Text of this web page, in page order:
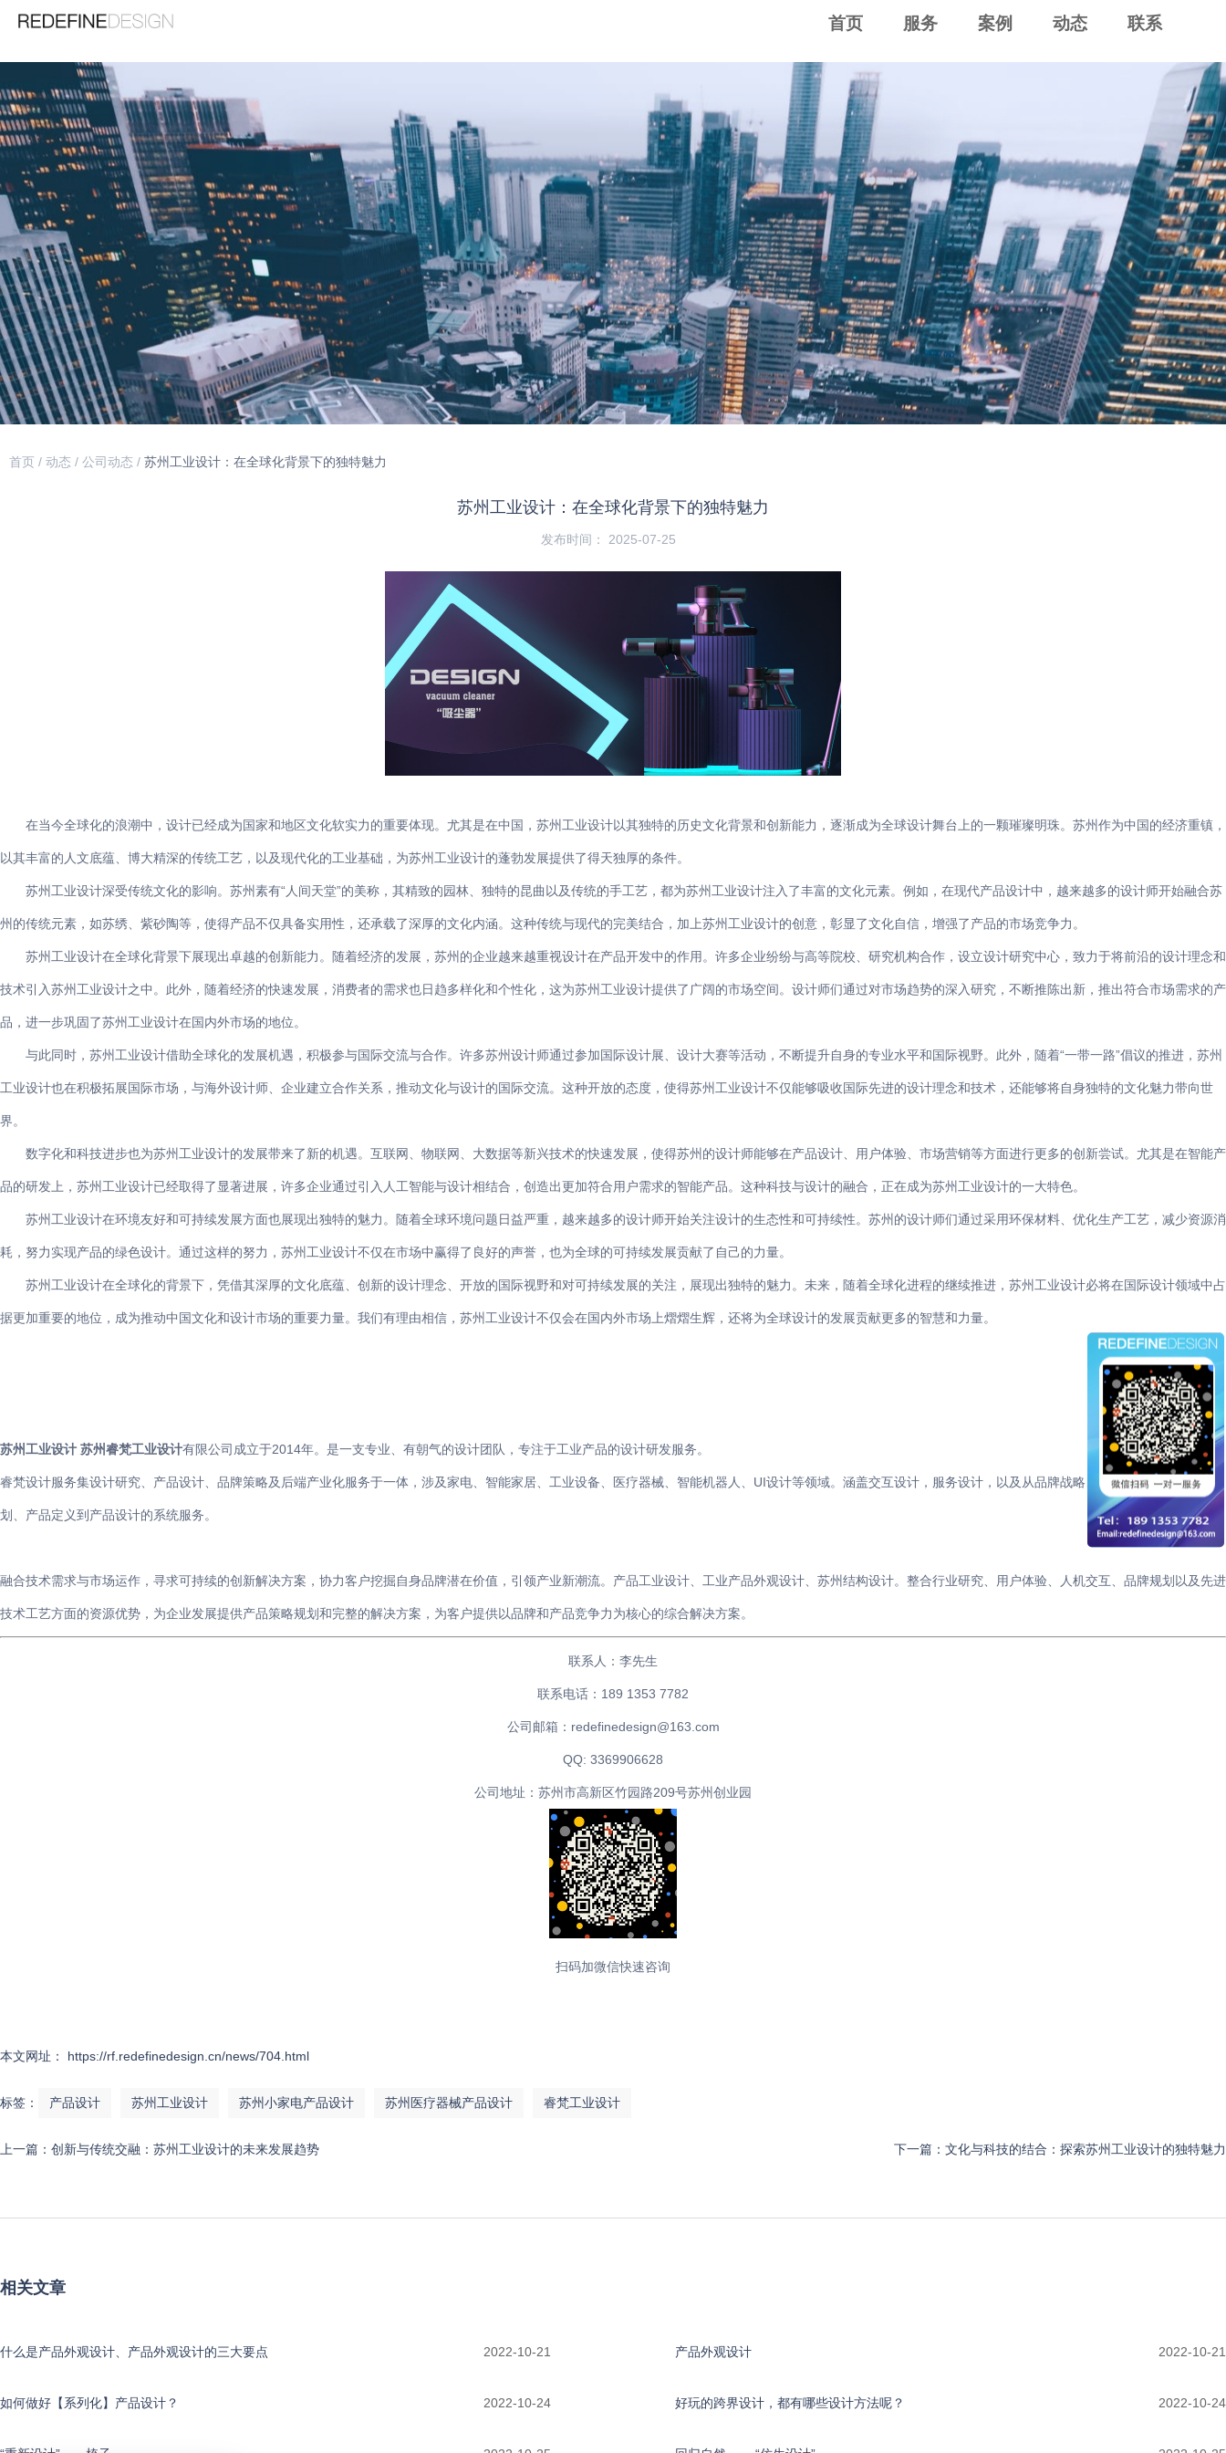
苏州睿梵工业设计有限公司
Suzhou Ruifan Industrial Design Co., Ltd
服务热线
189 1353 7782
首页 服务 案例 动态 联系
精品案例 查看更多
宠物用品 机器人 机械设备 吸尘器 医疗器械 园林工具 智能家电
首页 / 动态 / 公司动态 / 苏州工业设计：在全球化背景下的独特魅力
苏州工业设计：在全球化背景下的独特魅力
发布时间： 2025-07-25
在当今全球化的浪潮中，设计已经成为国家和地区文化软实力的重要体现。尤其是在中国，苏州工业设计以其独特的历史文化背景和创新能力，逐渐成为全球设计舞台上的一颗璀璨明珠。苏州作为中国的经济重镇，
以其丰富的人文底蕴、博大精深的传统工艺，以及现代化的工业基础，为苏州工业设计的蓬勃发展提供了得天独厚的条件。
苏州工业设计深受传统文化的影响。苏州素有“人间天堂”的美称，其精致的园林、独特的昆曲以及传统的手工艺，都为苏州工业设计注入了丰富的文化元素。例如，在现代产品设计中，越来越多的设计师开始融合苏
州的传统元素，如苏绣、紫砂陶等，使得产品不仅具备实用性，还承载了深厚的文化内涵。这种传统与现代的完美结合，加上苏州工业设计的创意，彰显了文化自信，增强了产品的市场竞争力。
苏州工业设计在全球化背景下展现出卓越的创新能力。随着经济的发展，苏州的企业越来越重视设计在产品开发中的作用。许多企业纷纷与高等院校、研究机构合作，设立设计研究中心，致力于将前沿的设计理念和
技术引入苏州工业设计之中。此外，随着经济的快速发展，消费者的需求也日趋多样化和个性化，这为苏州工业设计提供了广阔的市场空间。设计师们通过对市场趋势的深入研究，不断推陈出新，推出符合市场需求的产
品，进一步巩固了苏州工业设计在国内外市场的地位。
与此同时，苏州工业设计借助全球化的发展机遇，积极参与国际交流与合作。许多苏州设计师通过参加国际设计展、设计大赛等活动，不断提升自身的专业水平和国际视野。此外，随着“一带一路”倡议的推进，苏州
工业设计也在积极拓展国际市场，与海外设计师、企业建立合作关系，推动文化与设计的国际交流。这种开放的态度，使得苏州工业设计不仅能够吸收国际先进的设计理念和技术，还能够将自身独特的文化魅力带向世
界。
数字化和科技进步也为苏州工业设计的发展带来了新的机遇。互联网、物联网、大数据等新兴技术的快速发展，使得苏州的设计师能够在产品设计、用户体验、市场营销等方面进行更多的创新尝试。尤其是在智能产
品的研发上，苏州工业设计已经取得了显著进展，许多企业通过引入人工智能与设计相结合，创造出更加符合用户需求的智能产品。这种科技与设计的融合，正在成为苏州工业设计的一大特色。
苏州工业设计在环境友好和可持续发展方面也展现出独特的魅力。随着全球环境问题日益严重，越来越多的设计师开始关注设计的生态性和可持续性。苏州的设计师们通过采用环保材料、优化生产工艺，减少资源消
耗，努力实现产品的绿色设计。通过这样的努力，苏州工业设计不仅在市场中赢得了良好的声誉，也为全球的可持续发展贡献了自己的力量。
苏州工业设计在全球化的背景下，凭借其深厚的文化底蕴、创新的设计理念、开放的国际视野和对可持续发展的关注，展现出独特的魅力。未来，随着全球化进程的继续推进，苏州工业设计必将在国际设计领域中占
据更加重要的地位，成为推动中国文化和设计市场的重要力量。我们有理由相信，苏州工业设计不仅会在国内外市场上熠熠生辉，还将为全球设计的发展贡献更多的智慧和力量。
苏州工业设计 苏州睿梵工业设计有限公司成立于2014年。是一支专业、有朝气的设计团队，专注于工业产品的设计研发服务。
睿梵设计服务集设计研究、产品设计、品牌策略及后端产业化服务于一体，涉及家电、智能家居、工业设备、医疗器械、智能机器人、UI设计等领域。涵盖交互设计，服务设计，以及从品牌战略、产品战略、产品线规
划、产品定义到产品设计的系统服务。
融合技术需求与市场运作，寻求可持续的创新解决方案，协力客户挖掘自身品牌潜在价值，引领产业新潮流。产品工业设计、工业产品外观设计、苏州结构设计。整合行业研究、用户体验、人机交互、品牌规划以及先进
技术工艺方面的资源优势，为企业发展提供产品策略规划和完整的解决方案，为客户提供以品牌和产品竞争力为核心的综合解决方案。
联系人：李先生
联系电话：189 1353 7782
公司邮箱：redefinedesign@163.com
QQ: 3369906628
公司地址：苏州市高新区竹园路209号苏州创业园
扫码加微信快速咨询
本文网址： https://rf.redefinedesign.cn/news/704.html
标签： 产品设计 苏州工业设计 苏州小家电产品设计 苏州医疗器械产品设计 睿梵工业设计
上一篇： 创新与传统交融：苏州工业设计的未来发展趋势 下一篇： 文化与科技的结合：探索苏州工业设计的独特魅力
相关文章
2022-10-21
什么是产品外观设计、产品外观设计的三大要点 2022-10-21
产品外观设计
2022-10-24
如何做好【系列化】产品设计？ 2022-10-24
好玩的跨界设计，都有哪些设计方法呢？